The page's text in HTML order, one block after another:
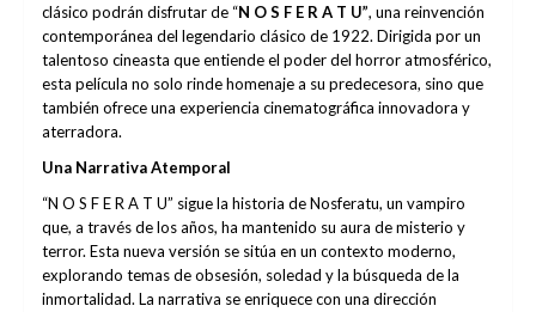
clásico podrán disfrutar de “N O S F E R A T U”, una reinvención
contemporánea del legendario clásico de 1922. Dirigida por un
talentoso cineasta que entiende el poder del horror atmosférico,
esta película no solo rinde homenaje a su predecesora, sino que
también ofrece una experiencia cinematográfica innovadora y
aterradora.
Una Narrativa Atemporal
“N O S F E R A T U” sigue la historia de Nosferatu, un vampiro
que, a través de los años, ha mantenido su aura de misterio y
terror. Esta nueva versión se sitúa en un contexto moderno,
explorando temas de obsesión, soledad y la búsqueda de la
inmortalidad. La narrativa se enriquece con una dirección